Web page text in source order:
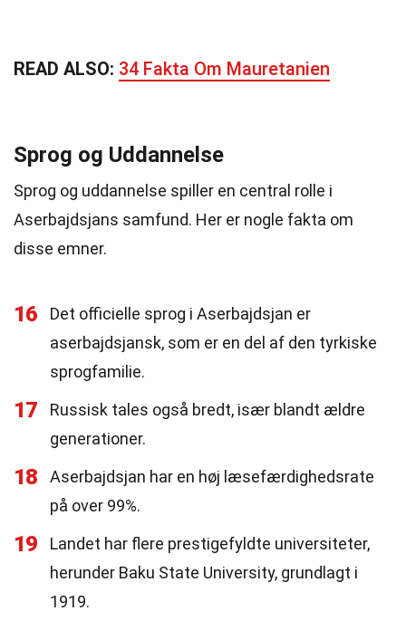
READ ALSO: 34 Fakta Om Mauretanien
Sprog og Uddannelse
Sprog og uddannelse spiller en central rolle i
Aserbajdsjans samfund. Her er nogle fakta om
disse emner.
16
Det officielle sprog i Aserbajdsjan er
aserbajdsjansk, som er en del af den tyrkiske
sprogfamilie.
17
Russisk tales også bredt, især blandt ældre
generationer.
18
Aserbajdsjan har en høj læsefærdighedsrate
på over 99%.
19
Landet har flere prestigefyldte universiteter,
herunder Baku State University, grundlagt i
1919.